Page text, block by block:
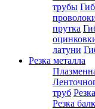
трубы
прутка
латуни
Резка металла
труб
Резка